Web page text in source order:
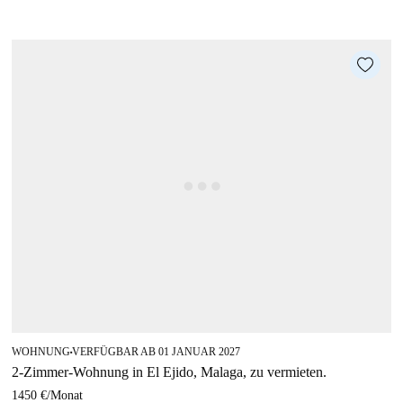
WOHNUNG■VERFÜGBAR AB 01 JANUAR 2027
2-Zimmer-Wohnung in El Ejido, Malaga, zu vermieten.
1450 €/Monat